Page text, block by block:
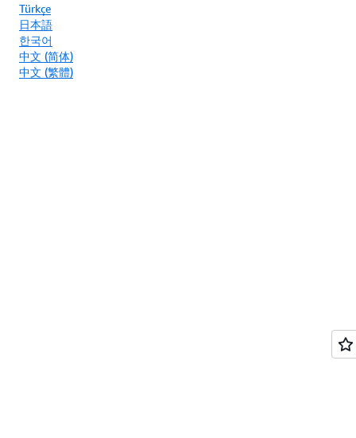
Türkçe
日本語
한국어
中文 (简体)
中文 (繁體)